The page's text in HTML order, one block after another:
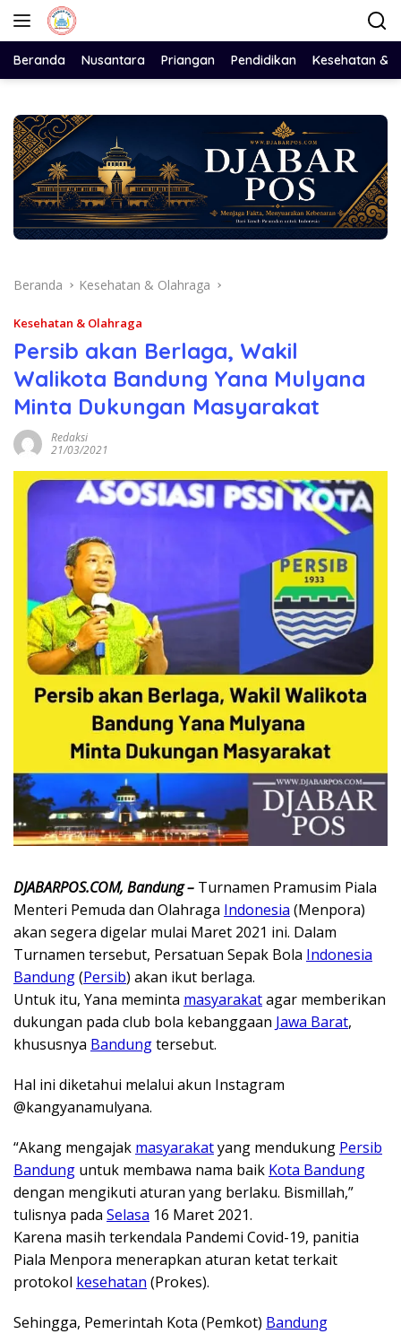
Langsung
Beranda Nusantara Priangan Pendidikan Kesehatan &
Beranda Kesehatan & Olahraga
Kesehatan & Olahraga
Persib akan Berlaga, Wakil
Walikota Bandung Yana Mulyana
Minta Dukungan Masyarakat
Redaksi
21/03/2021
DJABARPOS.COM, Bandung – Turnamen Pramusim Piala
Menteri Pemuda dan Olahraga Indonesia (Menpora)
akan segera digelar mulai Maret 2021 ini. Dalam
Turnamen tersebut, Persatuan Sepak Bola Indonesia
Bandung(Persib) akan ikut berlaga.
Untuk itu, Yana meminta masyarakatagar memberikan
dukungan pada club bola kebanggaan Jawa Barat,
khususnya Bandungtersebut.
Hal ini diketahui melalui akun Instagram
@kangyanamulyana.
“Akang mengajak masyarakatyang mendukung Persib
Bandung untuk membawa nama baik Kota Bandung
dengan mengikuti aturan yang berlaku. Bismillah,”
tulisnya pada Selasa 16 Maret 2021.
Karena masih terkendala Pandemi Covid-19, panitia
Piala Menpora menerapkan aturan ketat terkait
protokol kesehatan (Prokes).
Sehingga, Pemerintah Kota (Pemkot) Bandung